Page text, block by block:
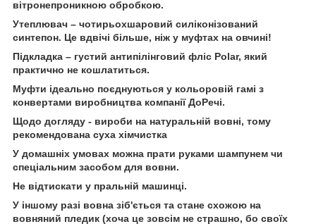
вітронепроникною обробкою.
Утеплювач – чотирьохшаровий силіконізований
синтепон. Це вдвічі більше, ніж у муфтах на овчині!
Підкладка – густий антипілінговий фліс Polar, який
практично не кошлатиться.
Муфти ідеально поєднуються у кольоровій гамі з
конвертами виробництва компанії ДоРечі.
Щодо догляду - вироби на натуральній вовні, тому
рекомендована суха хімчистка
У домашніх умовах можна прати руками шампунем чи
спеціальним засобом для вовни.
Не відтискати у пральній машинці.
У іншому разі вовна зіб'ється та стане схожою на
вовняний пледик (хоча це зовсім не страшно, бо своїх